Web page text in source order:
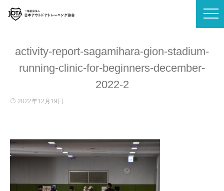
activity-report-sagamihara-gion-stadium-
running-clinic-for-beginners-december-
2022-2
2022年12月19日